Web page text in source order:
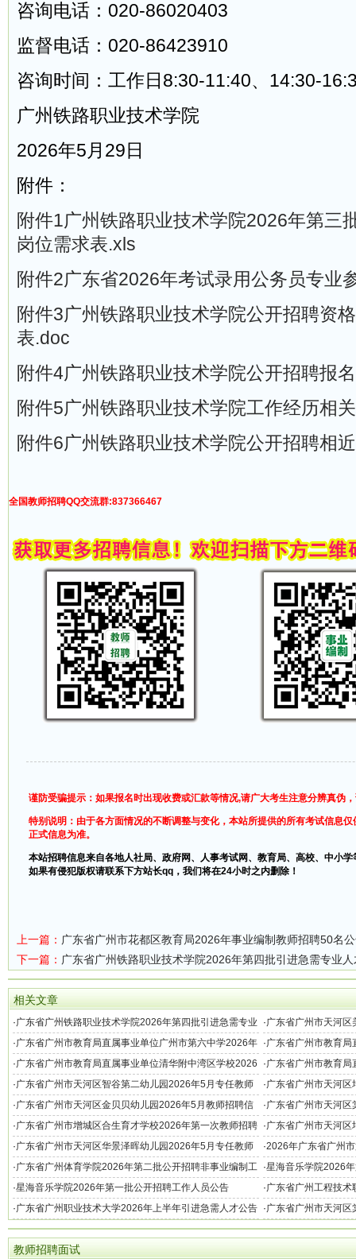
咨询电话：020-86020403
监督电话：020-86423910
咨询时间：工作日8:30-11:40、14:30-
广州铁路职业技术学院
2026年5月29日
附件：
附件1广州铁路职业技术学院2026年第三
岗位需求表.xls
附件2广东省2026年考试录用公务员专业
附件3广州铁路职业技术学院公开招聘资
表.doc
附件4广州铁路职业技术学院公开招聘报
附件5广州铁路职业技术学院工作经历相
附件6广州铁路职业技术学院公开招聘相
全国教师招聘QQ交流群:837366467
谨防受骗提示：如果报名时出现收费或汇款等情况,请广大考生注意分辨真伪
特别说明：由于各方面情况的不断调整与变化，本站所提供的所有考试信息
正式信息为准。
本站招聘信息来自各地人社局、政府网、人事考试网、教育局、高校、中小
如果有侵犯版权请联系下方站长qq，我们将在24小时之内删除！
上一篇： 广东省广州市花都区教育局2026年事业编制教师招聘50名
下一篇： 广东省广州铁路职业技术学院2026年第四批引进急需专业
相关文章
·广东省广州铁路职业技术学院2026年第四批引进急需专业
人才公告
·广东省广州市天河
聘公告
·广东省广州市教育局直属事业单位广州市第六中学2026年
第二次教师招聘33名公告
·广东省广州市教育
第一次教师招聘25名
·广东省广州市教育局直属事业单位清华附中湾区学校2026
年第一次教师招聘71名公告
·广东省广州市教育
2026年第一次引进急
·广东省广州市天河区智谷第二幼儿园2026年5月专任教师
招聘公告
·广东省广州市天河
·广东省广州市天河区金贝贝幼儿园2026年5月教师招聘信
息
·广东省广州市天河
·广东省广州市增城区合生育才学校2026年第一次教师招聘
公告
·广东省广州市天河
·广东省广州市天河区华景泽晖幼儿园2026年5月专任教师
招聘公告
·2026年广东省广州
·广东省广州体育学院2026年第二批公开招聘非事业编制工
作人员公告
·星海音乐学院2026
·星海音乐学院2026年第一批公开招聘工作人员公告 ·广东省广州工程技
告
·广东省广州职业技术大学2026年上半年引进急需人才公告 ·广东省广州市天河
息
教师招聘面试